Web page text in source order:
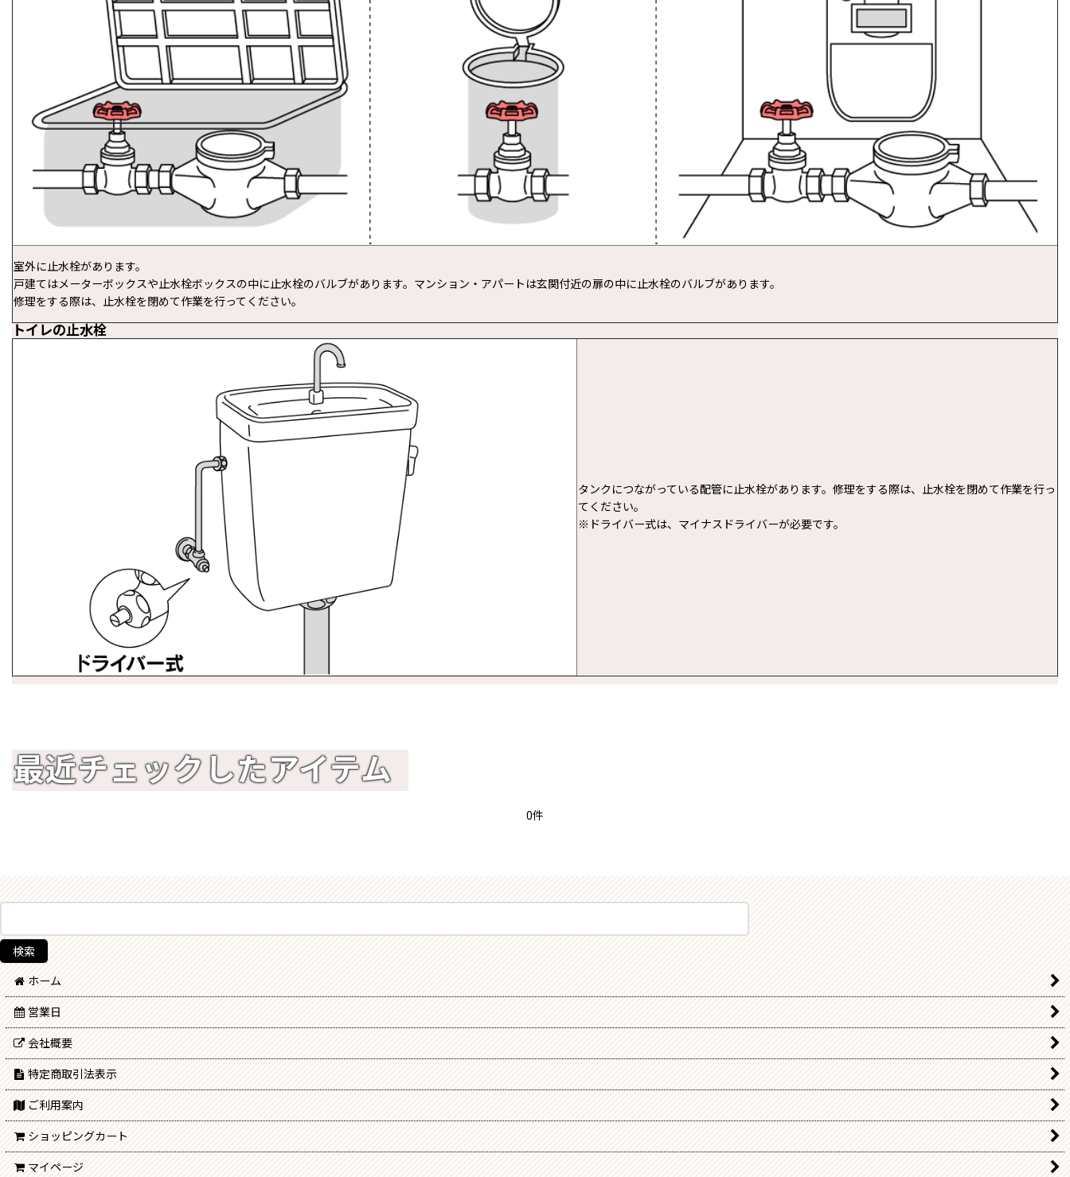
室外に止水栓があります。
戸建てはメーターボックスや止水栓ボックスの中に止水栓のバルブがあります。マンション・アパートは玄関付近の扉の中に止水栓のバルブがあります。
修理をする際は、止水栓を閉めて作業を行ってください。
トイレの止水栓
タンクにつながっている配管に止水栓があります。修理をする際は、止水栓を閉めて作業を行っ
てください。
※ドライバー式は、マイナスドライバーが必要です。
最近チェックしたアイテム
0件
ホーム
営業日
会社概要
特定商取引法表示
ご利用案内
ショッピングカート
マイページ